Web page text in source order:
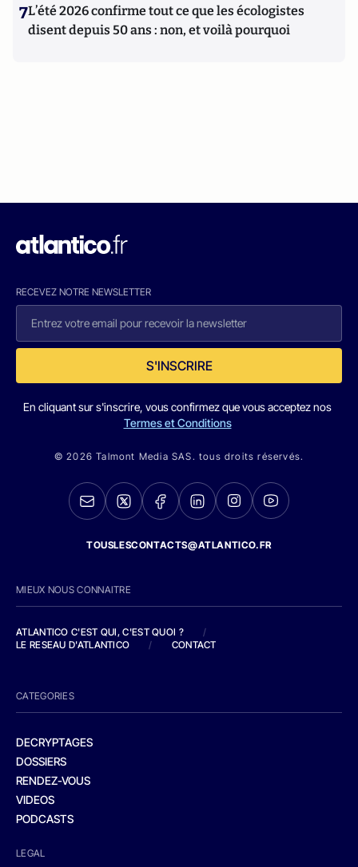
7L’été 2026 confirme tout ce que les écologistes
disent depuis 50 ans : non, et voilà pourquoi
RECEVEZ NOTRE NEWSLETTER
S'INSCRIRE
En cliquant sur s'inscrire, vous confirmez que vous acceptez nos
Termes et Conditions
© 2026 Talmont Media SAS. tous droits réservés.
TOUSLESCONTACTS@ATLANTICO.FR
MIEUX NOUS CONNAITRE
ATLANTICO C'EST QUI, C'EST QUOI ?
/
LE RESEAU D'ATLANTICO
/ CONTACT
CATEGORIES
DECRYPTAGES
DOSSIERS
RENDEZ-VOUS
VIDEOS
PODCASTS
LEGAL